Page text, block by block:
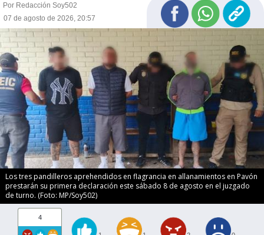
Por Redacción Soy502
07 de agosto de 2026, 20:57
Los tres pandilleros aprehendidos en flagrancia en allanamientos en Pavón
prestarán su primera declaración este sábado 8 de agosto en el juzgado
de turno. (Foto: MP/Soy502)
4